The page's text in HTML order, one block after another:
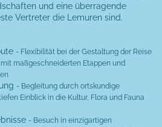
und eine überragende
Vertreter die Lemuren sind.
- Flexibilität bei der Gestaltung der Reise
maßgeschneiderten Etappen und
- Begleitung durch ortskundige
Einblick in die Kultur, Flora und Fauna
- Besuch in einzigartigen